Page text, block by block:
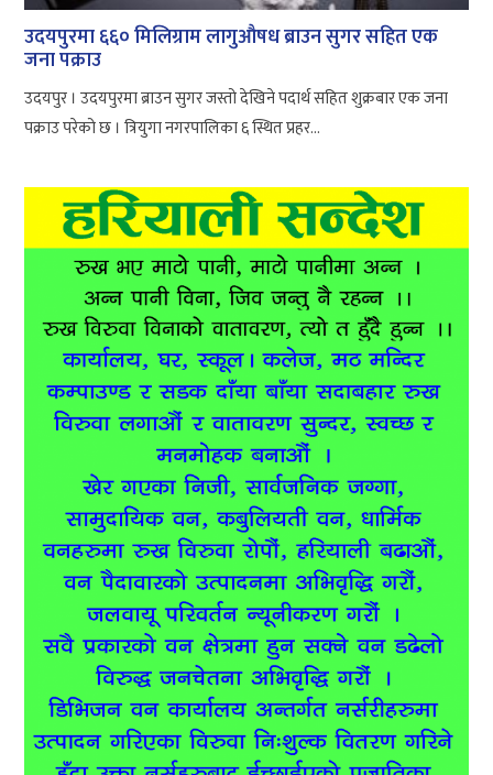
उदयपुरमा ६६० मिलिग्राम लागुऔषध ब्राउन सुगर सहित एक
जना पक्राउ
उदयपुर । उदयपुरमा ब्राउन सुगर जस्तो देखिने पदार्थ सहित शुक्रबार एक जना
पक्राउ परेको छ । त्रियुगा नगरपालिका ६ स्थित प्रहर...